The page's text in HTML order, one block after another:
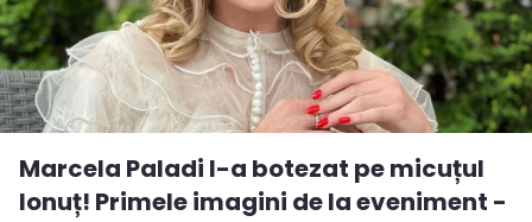
Marcela Paladi l-a botezat pe micuțul
Ionuț! Primele imagini de la eveniment -